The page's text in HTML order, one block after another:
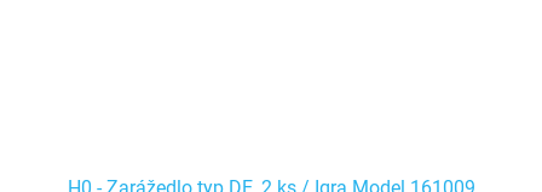
H0 - Zarážedlo typ DE, 2 ks / Igra Model 161009